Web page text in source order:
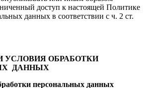
доступ к настоящей Политике
данных в соответствии с ч. 2 ст.
УСЛОВИЯ ОБРАБОТКИ
ДАННЫХ
персональных данных